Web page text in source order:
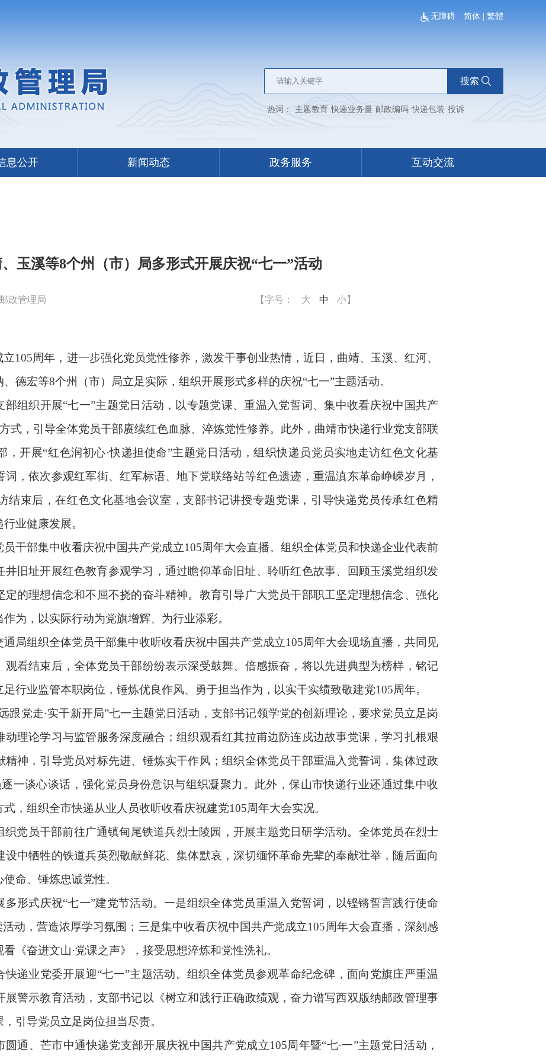
无障碍 简体 繁體
搜索
热词： 主题教育 快递业务量 邮政编码 快递包装 投诉
息公开 新闻动态 政务服务 互动交流
玉溪等8个州（市）局多形式开展庆祝“七一”活动
政管理局 【字号： 大 中 小】
立105周年，进一步强化党员党性修养，激发干事创业热情， 近日 ，曲靖、 玉溪、红河、
、德宏等8个州 （市）局立足实际， 组织开展形式多样的庆祝“七一”主题活动。
部组织开展“七一”主题党日活动，以专题党课、重温入党誓词、集中收看庆祝中国共产
式，引导全体党员干部赓续红色血脉、淬炼党性修养。此外，曲靖市快递行业党支部联
，开展“红色润初心·快递担使命”主题党日活动 ，组织快递员党员实地走访红色文化基
词，依次参观红军街、红军标语、地下党联络站等红色遗迹 ，重温滇东革命峥嵘岁月，
结束后，在红色文化基地会议室，支部书记讲授专题党课，引导快递党员传承红色精
业健康发展。
干部集中收看庆祝中国共产党成立105周年大会直播。组织全体党员和快递企业代表前
旧址开展红色教育参观学习，通过瞻仰革命旧址、聆听红色故事、回顾玉溪党组织发
定的理想信念和不屈不挠的奋斗精神。教育引导广大党员干部职工坚定理想信念、强化
为，以实际行动为党旗增辉、为行业添彩。
局组织全体党员干部集中收听收看庆祝中国共产党成立105周年大会现场直播，共同见
观看结束后，全体党员干部纷纷表示深受鼓舞、倍感振奋，将以先进典型为榜样，铭记
行业监管本职岗位，锤炼优良作风、勇于担当作为，以实干实绩致敬建党105周年。
跟党走·实干新开局”七一主题党日活动 ， 支部书记领学党的创新理论，要求党员立足岗
动理论学习与监管服务深度融合；组织观看红其拉甫边防连戍边故事党课，学习扎根艰
神，引导党员对标先进、锤炼实干作风； 组织全体党员干部重温入党誓词 ，集体过政
一谈心谈话，强化党员身份意识与组织凝聚力。此外，保山市快递行业还通过集中收
，组织全市快递从业人员收听收看庆祝建党105周年大会实况。
织党员干部前往广通镇甸尾铁道兵烈士陵园，开展主题党日研学活动。全体党员在烈士
设中牺牲的铁道兵英烈敬献鲜花、集体默哀，深切缅怀革命先辈的奉献壮举，随后面向
命、锤炼忠诚党性。
多形式庆祝“七一”建党节活动。一是组织全体党员重温入党誓词，以铿锵誓言践行使命
动，营造浓厚学习氛围；三是集中收看庆祝中国共产党成立105周年大会直播，深刻感
《奋进文山·党课之声》，接受思想淬炼和党性洗礼。
快递业党委开展迎“七一”主题活动。组织全体党员参观革命纪念碑，面向党旗庄严重温
展警示教育活动 ， 支部书记以《树立和践行正确政绩观 ，奋力谱写西双版纳邮政管理事
引导党员立足岗位担当尽责。
圆通、芒市中通快递党支部开展庆祝中国共产党成立105周年暨“七·一”主题党日活动，